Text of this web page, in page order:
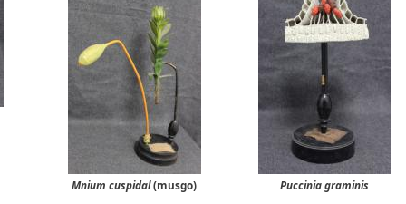
Mnium cuspidal(musgo)
Puccinia graminis